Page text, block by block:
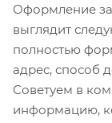
Оформление
выглядит
полностью
адрес, способ
Советуем в
информацию,